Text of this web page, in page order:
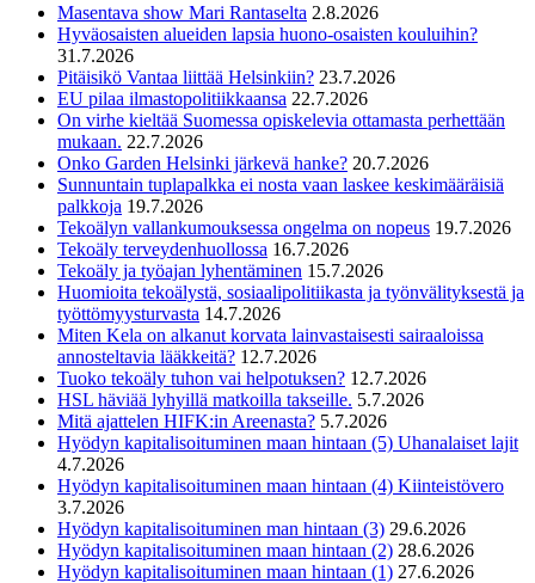
Masentava show Mari Rantaselta 2.8.2026
Hyväosaisten alueiden lapsia huono-osaisten kouluihin?
31.7.2026
Pitäisikö Vantaa liittää Helsinkiin? 23.7.2026
EU pilaa ilmastopolitiikkaansa 22.7.2026
On virhe kieltää Suomessa opiskelevia ottamasta perhettään
mukaan. 22.7.2026
Onko Garden Helsinki järkevä hanke? 20.7.2026
Sunnuntain tuplapalkka ei nosta vaan laskee keskimääräisiä
palkkoja 19.7.2026
Tekoälyn vallankumouksessa ongelma on nopeus 19.7.2026
Tekoäly terveydenhuollossa 16.7.2026
Tekoäly ja työajan lyhentäminen 15.7.2026
Huomioita tekoälystä, sosiaalipolitiikasta ja työnvälityksestä ja
työttömyysturvasta 14.7.2026
Miten Kela on alkanut korvata lainvastaisesti sairaaloissa
annosteltavia lääkkeitä? 12.7.2026
Tuoko tekoäly tuhon vai helpotuksen? 12.7.2026
HSL häviää lyhyillä matkoilla takseille. 5.7.2026
Mitä ajattelen HIFK:in Areenasta? 5.7.2026
Hyödyn kapitalisoituminen maan hintaan (5) Uhanalaiset lajit
4.7.2026
Hyödyn kapitalisoituminen maan hintaan (4) Kiinteistövero
3.7.2026
Hyödyn kapitalisoituminen man hintaan (3) 29.6.2026
Hyödyn kapitalisoituminen maan hintaan (2) 28.6.2026
Hyödyn kapitalisoituminen maan hintaan (1) 27.6.2026